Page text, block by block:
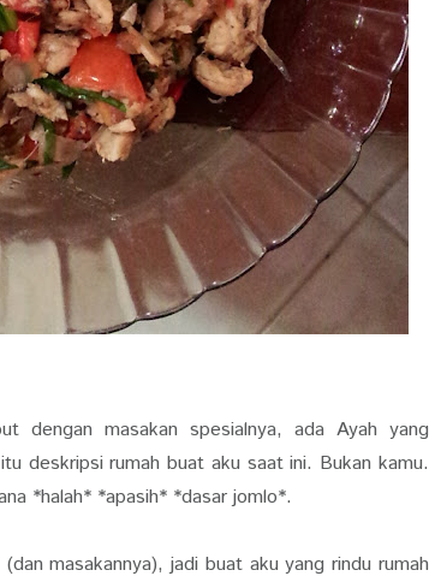
dengan masakan spesialnya, ada Ayah yang
deskripsi rumah buat aku saat ini. Bukan kamu.
*halah* *apasih* *dasar jomlo*.
masakannya), jadi buat aku yang rindu rumah